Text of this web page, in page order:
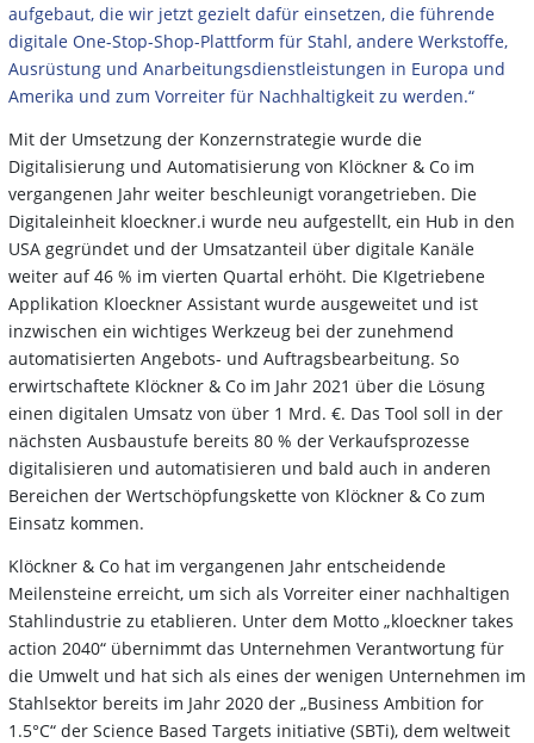
aufgebaut, die wir jetzt gezielt dafür einsetzen, die führende
digitale One-Stop-Shop-Plattform für Stahl, andere Werkstoffe,
Ausrüstung und Anarbeitungsdienstleistungen in Europa und
Amerika und zum Vorreiter für Nachhaltigkeit zu werden.“
Mit der Umsetzung der Konzernstrategie wurde die
Digitalisierung und Automatisierung von Klöckner & Co im
vergangenen Jahr weiter beschleunigt vorangetrieben. Die
Digitaleinheit kloeckner.i wurde neu aufgestellt, ein Hub in den
USA gegründet und der Umsatzanteil über digitale Kanäle
weiter auf 46 % im vierten Quartal erhöht. Die KIgetriebene
Applikation Kloeckner Assistant wurde ausgeweitet und ist
inzwischen ein wichtiges Werkzeug bei der zunehmend
automatisierten Angebots- und Auftragsbearbeitung. So
erwirtschaftete Klöckner & Co im Jahr 2021 über die Lösung
einen digitalen Umsatz von über 1 Mrd. €. Das Tool soll in der
nächsten Ausbaustufe bereits 80 % der Verkaufsprozesse
digitalisieren und automatisieren und bald auch in anderen
Bereichen der Wertschöpfungskette von Klöckner & Co zum
Einsatz kommen.
Klöckner & Co hat im vergangenen Jahr entscheidende
Meilensteine erreicht, um sich als Vorreiter einer nachhaltigen
Stahlindustrie zu etablieren. Unter dem Motto „kloeckner takes
action 2040“ übernimmt das Unternehmen Verantwortung für
die Umwelt und hat sich als eines der wenigen Unternehmen im
Stahlsektor bereits im Jahr 2020 der „Business Ambition for
1.5°C“ der Science Based Targets initiative (SBTi), dem weltweit